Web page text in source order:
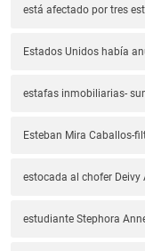
está afectado por tres
Estados Unidos había
estafas inmobiliarias-
Esteban Mira Caballos-
estocada al chofer Deivy
estudiante Stephora